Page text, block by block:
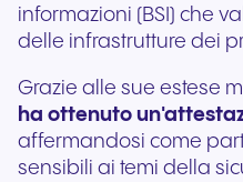
informazioni (BSI) che
delle infrastrutture dei
Grazie alle sue estese
ha ottenuto
affermandosi come
sensibili ai temi della